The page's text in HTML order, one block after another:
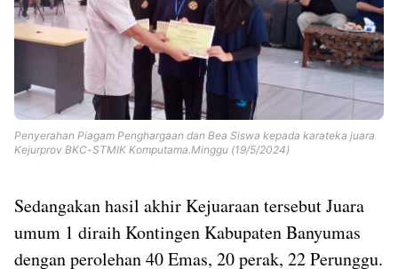
Penyerahan Piagam Penghargaan dan Bea Siswa kepada karateka juara
Kejurprov BKC-STMIK Komputama.Minggu (19/5/2024)
Sedangakan hasil akhir Kejuaraan tersebut Juara
umum 1 diraih Kontingen Kabupaten Banyumas
dengan perolehan 40 Emas, 20 perak, 22 Perunggu.